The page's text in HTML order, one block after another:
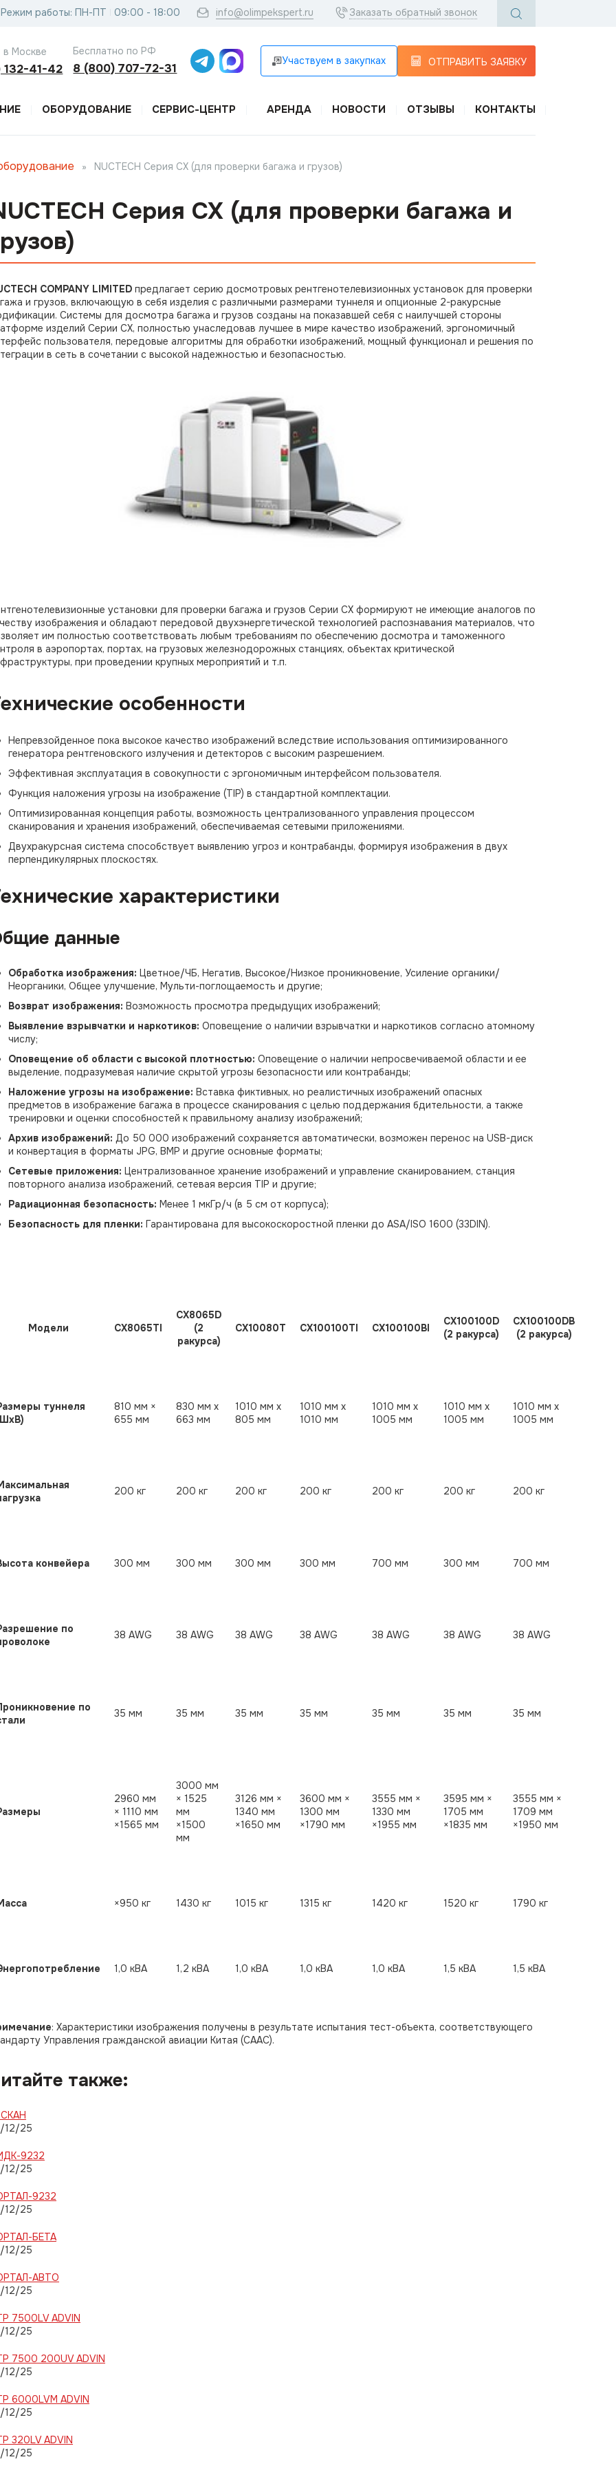
Режим работы: ПН-ПТ 09:00 - 18:00 info@olimpekspert.ru Заказать обратный звонок
Москве
132-41-42
Бесплатно по РФ
8 (800) 707-72-31
Участвуем в закупках ОТПРАВИТЬ ЗАЯВКУ
ОБОРУДОВАНИЕ СЕРВИС-ЦЕНТР АРЕНДА НОВОСТИ ОТЗЫВЫ КОНТАКТЫ
» NUCTECH Серия СХ (для проверки багажа и грузов)
Серия СХ (для проверки багажа и
COMPANY LIMITED предлагает серию досмотровых рентгенотелевизионных установок для проверки
и грузов, включающую в себя изделия с различными размерами туннеля и опционные 2-ракурсные
Системы для досмотра багажа и грузов созданы на показавшей себя с наилучшей стороны
изделий Серии СХ, полностью унаследовав лучшее в мире качество изображений, эргономичный
пользователя, передовые алгоритмы для обработки изображений, мощный функционал и решения по
в сеть в сочетании с высокой надежностью и безопасностью.
установки для проверки багажа и грузов Серии СХ формируют не имеющие аналогов по
изображения и обладают передовой двухэнергетической технологией распознавания материалов, что
им полностью соответствовать любым требованиям по обеспечению досмотра и таможенного
в аэропортах, портах, на грузовых железнодорожных станциях, объектах критической
при проведении крупных мероприятий и т.п.
особенности
Непревзойденное пока высокое качество изображений вследствие использования оптимизированного
генератора рентгеновского излучения и детекторов с высоким разрешением.
Эффективная эксплуатация в совокупности с эргономичным интерфейсом пользователя.
Функция наложения угрозы на изображение (TIP) в стандартной комплектации.
Оптимизированная концепция работы, возможность централизованного управления процессом
сканирования и хранения изображений, обеспечиваемая сетевыми приложениями.
Двухракурсная система способствует выявлению угроз и контрабанды, формируя изображения в двух
перпендикулярных плоскостях.
характеристики
данные
Обработка изображения: Цветное/ЧБ, Негатив, Высокое/Низкое проникновение, Усиление органики/
Неорганики, Общее улучшение, Мульти-поглощаемость и другие;
Возврат изображения: Возможность просмотра предыдущих изображений;
Выявление взрывчатки и наркотиков: Оповещение о наличии взрывчатки и наркотиков согласно атомному
числу;
Оповещение об области с высокой плотностью: Оповещение о наличии непросвечиваемой области и ее
выделение, подразумевая наличие скрытой угрозы безопасности или контрабанды;
Наложение угрозы на изображение: Вставка фиктивных, но реалистичных изображений опасных
предметов в изображение багажа в процессе сканирования с целью поддержания бдительности, а также
тренировки и оценки способностей к правильному анализу изображений;
Архив изображений: До 50 000 изображений сохраняется автоматически, возможен перенос на USB-диск
и конвертация в форматы JPG, BMP и другие основные форматы;
Сетевые приложения: Централизованное хранение изображений и управление сканированием, станция
повторного анализа изображений, сетевая версия TIP и другие;
Радиационная безопасность: Менее 1 мкГр/ч (в 5 см от корпуса);
Безопасность для пленки: Гарантирована для высокоскоростной пленки до ASA/ISO 1600 (33DIN).
Модели СХ8065TI
CX8065D
(2
ракурса)
CX10080Т СХ100100TI CX100100BI
CX100100D
(2 ракурса)
CX100100DB
(2 ракурса)
туннеля
810 мм ×
655 мм
830 мм х
663 мм
1010 мм х
805 мм
1010 мм х
1010 мм
1010 мм х
1005 мм
1010 мм х
1005 мм
1010 мм х
1005 мм
200 кг 200 кг 200 кг 200 кг 200 кг 200 кг 200 кг
конвейера 300 мм 300 мм 300 мм 300 мм 700 мм 300 мм 700 мм
по
38 AWG 38 AWG 38 AWG 38 AWG 38 AWG 38 AWG 38 AWG
по
35 мм 35 мм 35 мм 35 мм 35 мм 35 мм 35 мм
2960 мм
× 1110 мм
×1565 мм
3000 мм
× 1525
мм
×1500
мм
3126 мм ×
1340 мм
×1650 мм
3600 мм ×
1300 мм
×1790 мм
3555 мм ×
1330 мм
×1955 мм
3595 мм ×
1705 мм
×1835 мм
3555 мм ×
1709 мм
×1950 мм
×950 кг 1430 кг 1015 кг 1315 кг 1420 кг 1520 кг 1790 кг
1,0 кВА 1,2 кВА 1,0 кВА 1,0 кВА 1,0 кВА 1,5 кВА 1,5 кВА
: Характеристики изображения получены в результате испытания тест-объекта, соответствующего
Управления гражданской авиации Китая (СААС).
также:
12/25
9232
12/25
9232
12/25
БЕТА
12/25
АВТО
12/25
7500LV ADVIN
12/25
7500 200UV ADVIN
12/25
6000LVM ADVIN
12/25
320LV ADVIN
12/25